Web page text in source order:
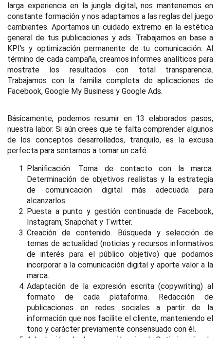
larga experiencia en la jungla digital, nos mantenemos en
constante formación y nos adaptamos a las reglas del juego
cambiantes. Aportamos un cuidado extremo en la estética
general de tus publicaciones y ads. Trabajamos en base a
KPI’s y optimización permanente de tu comunicación. Al
término de cada campaña, creamos informes analíticos para
mostrate los resultados con total transparencia.
Trabajamos con la familia completa de aplicaciones de
Facebook, Google My Business y Google Ads.
Básicamente, podemos resumir en 13 elaborados pasos,
nuestra labor. Si aún crees que te falta comprender algunos
de los conceptos desarrollados, tranquilo, es la excusa
perfecta para sentarnos a tomar un café.
Planificación. Toma de contacto con la marca.
Determinación de objetivos realistas y la estrategia
de comunicación digital más adecuada para
alcanzarlos.
Puesta a punto y gestión continuada de Facebook,
Instagram, Snapchat y Twitter.
Creación de contenido. Búsqueda y selección de
temas de actualidad (noticias y recursos informativos
de interés para el público objetivo) que podamos
incorporar a la comunicación digital y aporte valor a la
marca.
Adaptación de la expresión escrita (copywriting) al
formato de cada plataforma. Redacción de
publicaciones en redes sociales a partir de la
información que nos facilite el cliente, manteniendo el
tono y carácter previamente consensuado con él.